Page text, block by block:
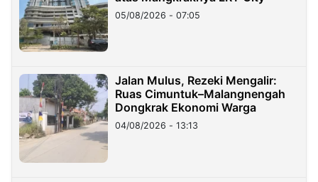
05/08/2026 - 07:05
Jalan Mulus, Rezeki Mengalir:
Ruas Cimuntuk–Malangnengah
Dongkrak Ekonomi Warga
04/08/2026 - 13:13